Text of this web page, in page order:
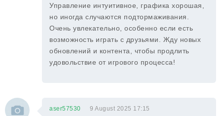
Управление интуитивное, графика хорошая,
но иногда случаются подтормаживания.
Очень увлекательно, особенно если есть
возможность играть с друзьями. Жду новых
обновлений и контента, чтобы продлить
удовольствие от игрового процесса!
aser57530 9 August 2025 17:15